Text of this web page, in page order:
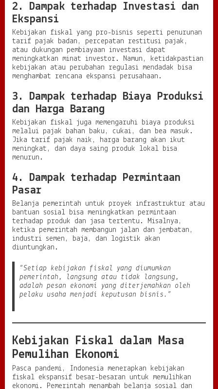
2. Dampak terhadap Investasi dan
Ekspansi
Kebijakan fiskal yang pro-bisnis seperti penurunan
tarif pajak badan, percepatan restitusi pajak,
atau dukungan pembiayaan investasi dapat
meningkatkan minat investor. Namun, ketidakpastian
kebijakan atau perubahan regulasi mendadak bisa
menghambat rencana ekspansi perusahaan.
3. Dampak terhadap Biaya Produksi
dan Harga Barang
Kebijakan fiskal juga memengaruhi biaya produksi
melalui pajak bahan baku, cukai, dan bea masuk.
Jika tarif pajak naik, harga barang akan ikut
meningkat, dan daya saing produk lokal bisa
menurun.
4. Dampak terhadap Permintaan
Pasar
Belanja pemerintah untuk proyek infrastruktur atau
bantuan sosial bisa meningkatkan permintaan
terhadap produk dan jasa tertentu. Misalnya,
ketika pemerintah membangun jalan dan jembatan,
industri semen, baja, dan logistik akan
diuntungkan.
“Setiap kebijakan fiskal yang diumumkan
pemerintah, langsung atau tidak langsung,
adalah pesan ekonomi yang diterjemahkan oleh
pelaku usaha menjadi keputusan bisnis.”
Kebijakan Fiskal dalam Masa
Pemulihan Ekonomi
Pasca pandemi, Indonesia menerapkan kebijakan
fiskal ekspansif besar-besaran untuk memulihkan
ekonomi. Pemerintah menambah belanja sosial dan